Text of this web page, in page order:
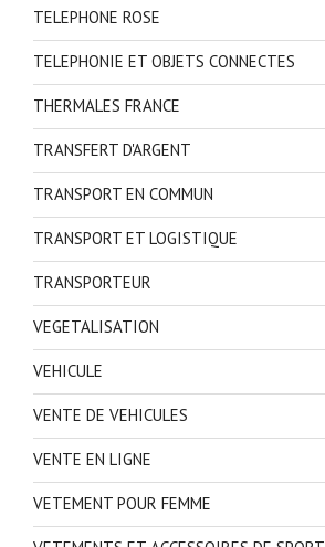
TELEPHONE ROSE
TELEPHONIE ET OBJETS CONNECTES
THERMALES FRANCE
TRANSFERT D'ARGENT
TRANSPORT EN COMMUN
TRANSPORT ET LOGISTIQUE
TRANSPORTEUR
VEGETALISATION
VEHICULE
VENTE DE VEHICULES
VENTE EN LIGNE
VETEMENT POUR FEMME